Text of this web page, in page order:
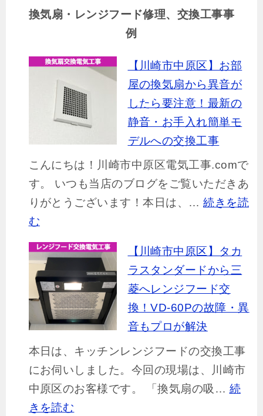
換気扇・レンジフード修理、交換工事事
例
【川崎市中原区】お部
屋の換気扇から異音が
したら要注意！最新の
静音・お手入れ簡単モ
デルへの交換工事
こんにちは！川崎市中原区電気工事.comで
す。 いつも当店のブログをご覧いただきあ
りがとうございます！本日は、…続きを読
む:
【川
崎
市
中
原
区】
お
部
屋
の
【川崎市中原区】タカ
ラスタンダードから三
菱へレンジフード交
換！VD-60Pの故障・異
音もプロが解決
本日は、キッチンレンジフードの交換工事
にお伺いしました。今回の現場は、川崎市
中原区のお客様です。 「換気扇の吸… 続
きを読む